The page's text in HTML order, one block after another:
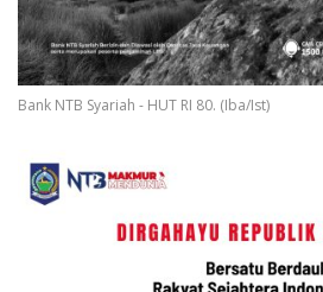
Bank NTB Syariah - HUT RI 80. (Iba/Ist)